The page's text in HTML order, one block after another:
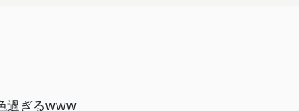
過ぎるwww